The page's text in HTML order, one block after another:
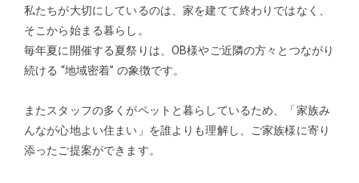
私たちが大切にしているのは、家を建てて終わりではなく、
そこから始まる暮らし。
毎年夏に開催する夏祭りは、OB様やご近隣の方々とつながり
続ける “地域密着” の象徴です。
またスタッフの多くがペットと暮らしているため、「家族み
んなが心地よい住まい」を誰よりも理解し、ご家族様に寄り
添ったご提案ができます。